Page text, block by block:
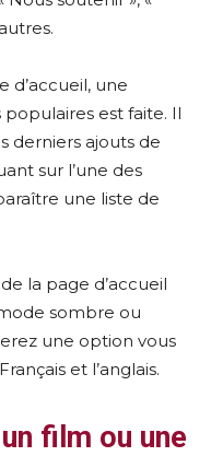
d’accueil, une
est faite. Il
derniers ajouts de
sur l’une des
une liste de
la page d’accueil
sombre ou
une option vous
et l’anglais.
film ou une